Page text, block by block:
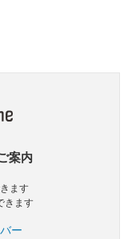
案内
ます
きます
ー